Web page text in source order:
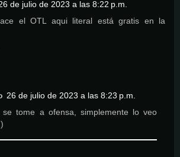
de julio de 2023 a las 8:22 p.m.
el OTL aqui literal está gratis en la
26 de julio de 2023 a las 8:23 p.m.
se tome a ofensa, simplemente lo veo